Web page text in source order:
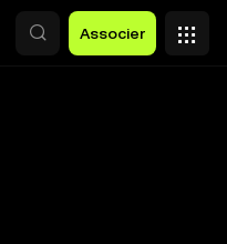
Associer